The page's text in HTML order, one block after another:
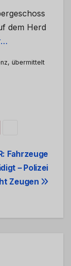
dem Herd
übermittelt
Fahrzeuge
– Polizei
Zeugen